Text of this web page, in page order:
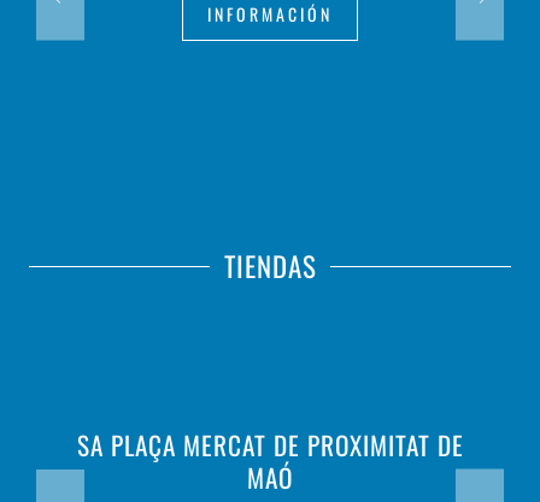
INFORMACIÓN
TIENDAS
SA PLAÇA MERCAT DE PROXIMITAT DE
MAÓ